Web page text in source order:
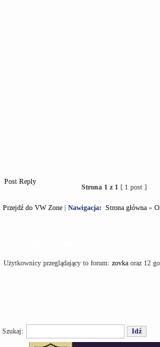
Post Reply
Strona 1 z 1 [ 1 post ]
Przejdź do VW Zone | Nawigacja: Strona główna »
Użytkownicy przeglądający to forum: zovka oraz 12
Szukaj: